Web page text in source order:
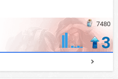
7480
3